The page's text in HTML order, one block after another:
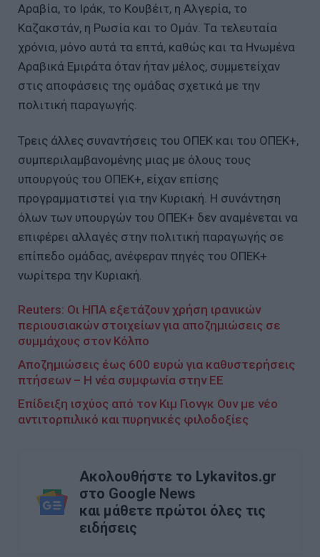
Αραβία, το Ιράκ, το Κουβέιτ, η Αλγερία, το
Καζακστάν, η Ρωσία και το Ομάν. Τα τελευταία
χρόνια, μόνο αυτά τα επτά, καθώς και τα Ηνωμένα
Αραβικά Εμιράτα όταν ήταν μέλος, συμμετείχαν
στις αποφάσεις της ομάδας σχετικά με την
πολιτική παραγωγής.
Τρεις άλλες συναντήσεις του ΟΠΕΚ και του ΟΠΕΚ+,
συμπεριλαμβανομένης μιας με όλους τους
υπουργούς του ΟΠΕΚ+, είχαν επίσης
προγραμματιστεί για την Κυριακή. Η συνάντηση
όλων των υπουργών του ΟΠΕΚ+ δεν αναμένεται να
επιφέρει αλλαγές στην πολιτική παραγωγής σε
επίπεδο ομάδας, ανέφεραν πηγές του ΟΠΕΚ+
νωρίτερα την Κυριακή.
Reuters: Οι ΗΠΑ εξετάζουν χρήση ιρανικών
περιουσιακών στοιχείων για αποζημιώσεις σε
συμμάχους στον Κόλπο
Αποζημιώσεις έως 600 ευρώ για καθυστερήσεις
πτήσεων – Η νέα συμφωνία στην ΕΕ
Επίδειξη ισχύος από τον Κιμ Γιονγκ Ουν με νέο
αντιτορπιλικό και πυρηνικές φιλοδοξίες
Ακολουθήστε το Lykavitos.gr
στο Google News
και μάθετε πρώτοι όλες τις
ειδήσεις